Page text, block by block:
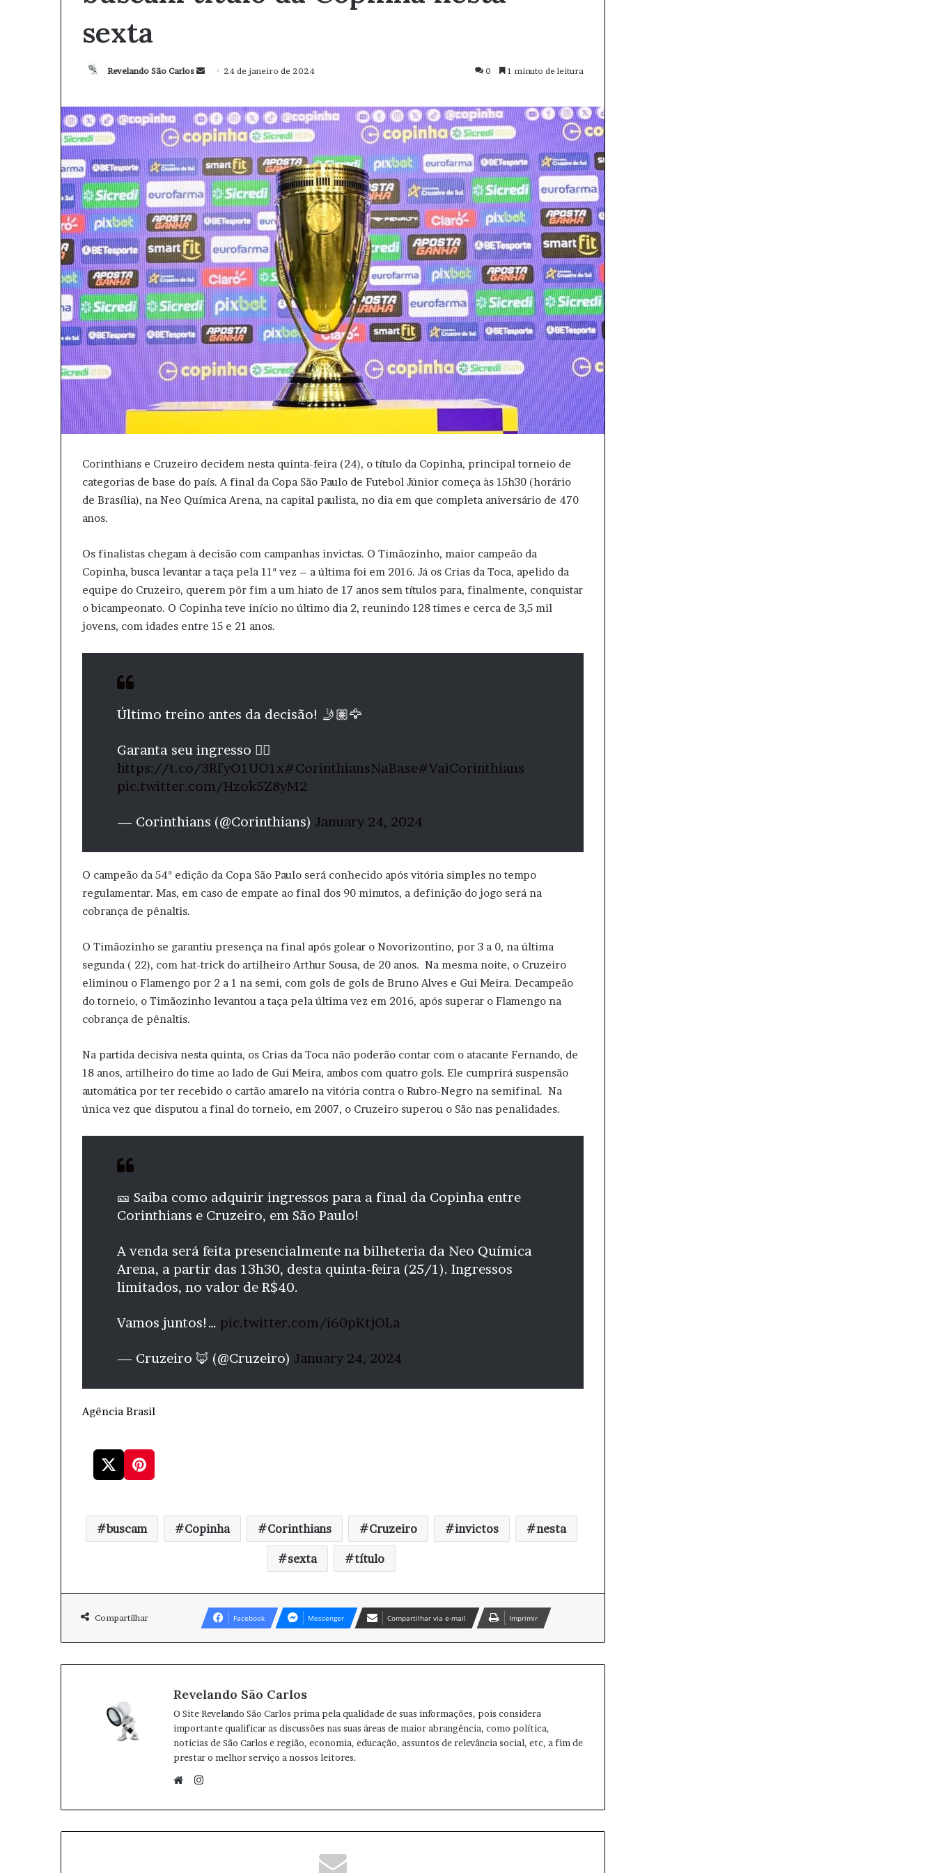
sexta
Revelando São Carlos
d
e
m
-
m
a
l
24 de janeiro de 2024 0 1 minuto de leitura
Corinthians e Cruzeiro decidem nesta quinta-feira (24), o título da Copinha, principal torneio de
categorias de base do país. A final da Copa São Paulo de Futebol Júnior começa às 15h30 (horário
de Brasília), na Neo Química Arena, na capital paulista, no dia em que completa aniversário de 470
anos.
Os finalistas chegam à decisão com campanhas invictas. O Timãozinho, maior campeão da
Copinha, busca levantar a taça pela 11ª vez – a última foi em 2016. Já os Crias da Toca, apelido da
equipe do Cruzeiro, querem pôr fim a um hiato de 17 anos sem títulos para, finalmente, conquistar
o bicampeonato. O Copinha teve início no último dia 2, reunindo 128 times e cerca de 3,5 mil
jovens, com idades entre 15 e 21 anos.
Último treino antes da decisão! 🤳🏽🦅
Garanta seu ingresso 👉🏽
https://t.co/3RfyO1UO1x#CorinthiansNaBase#VaiCorinthians
pic.twitter.com/Hzok5Z8yM2
— Corinthians (@Corinthians) January 24, 2024
O campeão da 54ª edição da Copa São Paulo será conhecido após vitória simples no tempo
regulamentar. Mas, em caso de empate ao final dos 90 minutos, a definição do jogo será na
cobrança de pênaltis.
O Timãozinho se garantiu presença na final após golear o Novorizontino, por 3 a 0, na última
segunda ( 22), com hat-trick do artilheiro Arthur Sousa, de 20 anos. Na mesma noite, o Cruzeiro
eliminou o Flamengo por 2 a 1 na semi, com gols de gols de Bruno Alves e Gui Meira. Decampeão
do torneio, o Timãozinho levantou a taça pela última vez em 2016, após superar o Flamengo na
cobrança de pênaltis.
Na partida decisiva nesta quinta, os Crias da Toca não poderão contar com o atacante Fernando, de
18 anos, artilheiro do time ao lado de Gui Meira, ambos com quatro gols. Ele cumprirá suspensão
automática por ter recebido o cartão amarelo na vitória contra o Rubro-Negro na semifinal. Na
única vez que disputou a final do torneio, em 2007, o Cruzeiro superou o São nas penalidades.
🎫 Saiba como adquirir ingressos para a final da Copinha entre
Corinthians e Cruzeiro, em São Paulo!
A venda será feita presencialmente na bilheteria da Neo Química
Arena, a partir das 13h30, desta quinta-feira (25/1). Ingressos
limitados, no valor de R$40.
Vamos juntos!… pic.twitter.com/i60pKtjOLa
— Cruzeiro 🦊 (@Cruzeiro) January 24, 2024
Agência Brasil
buscam Copinha Corinthians Cruzeiro invictos nesta
sexta título
Compartilhar Facebook Messenger Compartilhar via e-mail Imprimir
Revelando São Carlos
O Site Revelando São Carlos prima pela qualidade de suas informações, pois considera
importante qualificar as discussões nas suas áreas de maior abrangência, como política,
noticias de São Carlos e região, economia, educação, assuntos de relevância social, etc, a fim de
prestar o melhor serviço a nossos leitores.
e
b
I
s
t